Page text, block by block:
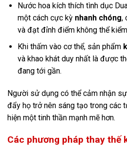
Nước hoa kích thích tình dục
một cách cực kỳnhanh chóng,
và đạt đỉnh điểm không thể
Khi thấm vào cơ thể, sản phẩm
và khao khát duy nhất là được
đang tới gần.
Người sử dụng có thể cảm nhận sự
đẩy họ trở nên sáng tạo trong các
hiện một tinh thần mạnh mẽ hơn.
Các phương pháp thay thế